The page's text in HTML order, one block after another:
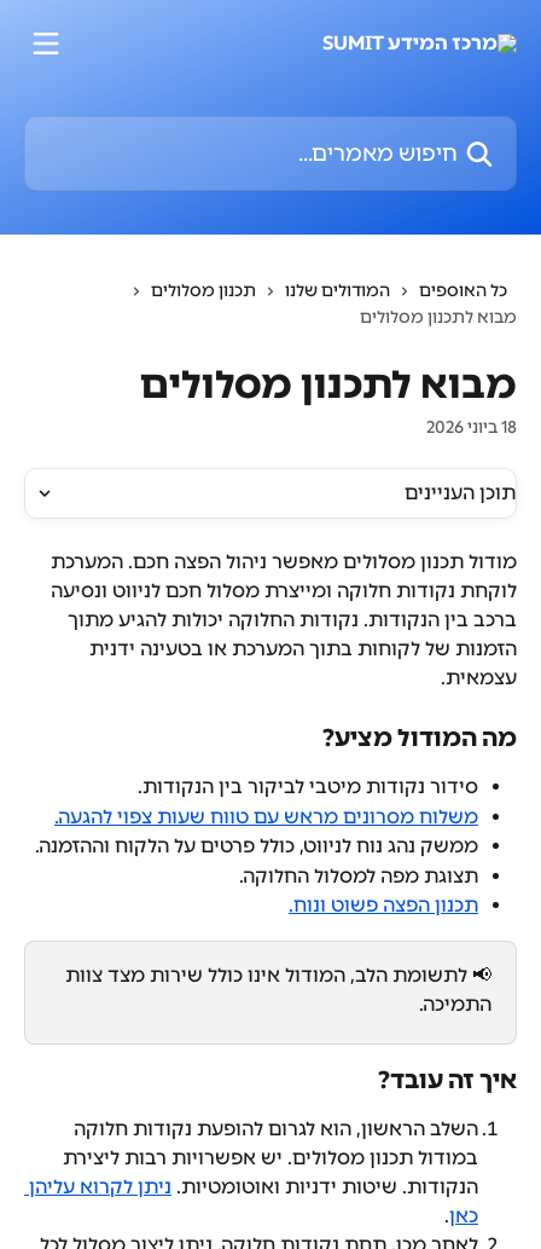
חיפוש מאמרים...
כל האוספים המודולים שלנו
תכנון מסלולים
מבוא לתכנון מסלולים
מבוא לתכנון מסלולים
18 ביוני 2026
תוכן העניינים
מודול תכנון מסלולים מאפשר ניהול הפצה חכם. המערכת
לוקחת נקודות חלוקה ומייצרת מסלול חכם לניווט ונסיעה
ברכב בין הנקודות. נקודות החלוקה יכולות להגיע מתוך
הזמנות של לקוחות בתוך המערכת או בטעינה ידנית
עצמאית.
מה המודול מציע?
סידור נקודות מיטבי לביקור בין הנקודות.
משלוח מסרונים מראש עם טווח שעות צפוי להגעה.
ממשק נהג נוח לניווט, כולל פרטים על הלקוח וההזמנה.
תצוגת מפה למסלול החלוקה.
תכנון הפצה פשוט ונוח.
📢 לתשומת הלב, המודול אינו כולל שירות מצד צוות
התמיכה.
איך זה עובד?
השלב הראשון, הוא לגרום להופעת נקודות חלוקה
במודול תכנון מסלולים. יש אפשרויות רבות ליצירת
הנקודות. שיטות ידניות ואוטומטיות. ניתן לקרוא עליהן
כאן.